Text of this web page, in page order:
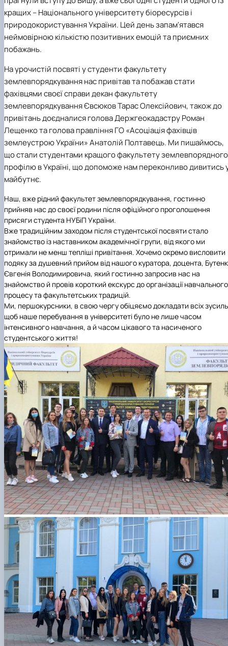
кращих – Національного університету біоресурсів і
природокористування України. Цей день запам'ятався
неймовірною кількістю позитивних емоцій та приємних
побажань.
На урочистій посвяті у студенти факультету
землевпорядкування нас привітав та побажав стати
фахівцями своєї справи декан факультету
землевпорядкування Євсюков Тарас Олексійович, також до
привітань доєдналися голова Держгеокадастру Роман
Лещенко та голова правління ГО «Асоціація фахівців
землеустрою України» Анатолій Полтавець. Ми пишаймось,
що стали студентами кращого факультету землевпорядного
профілю в Україні, що допоможе нам переконливо дивитись
майбутнє.
Наш, вже рідний факультет землевпорядкування, гостинно
прийняв нас до своєї родини після офіційного проголошення
присяги студента НУБіП України.
Вже традиційним заходом після студентської посвяти стало
знайомство із наставником академічної групи, від якого ми
отримали не менш тепліші привітання. Хочемо окремо висловити
подяку за душевний прийом від нашого куратора, доцента,
Євгенія Володимировича, який гостинно запросив нас на
знайомство й провів короткий екскурс до організації навчального
процесу та факультетських традицій.
Ми, першокурсники, в свою чергу обіцяємо докладати всіх
щоб наше перебування в університеті було не лише часом
інтенсивного навчання, а й часом цікавого та насиченого
студентського життя!